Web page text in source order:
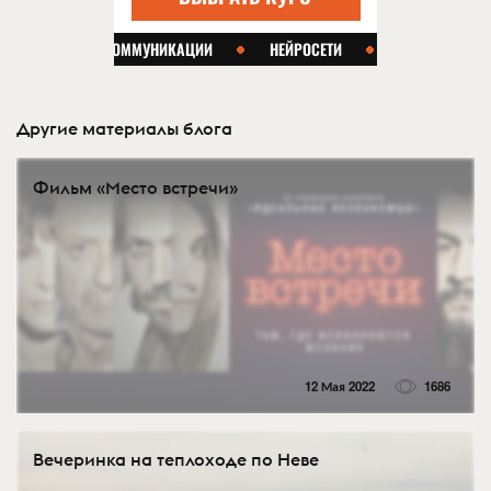
Другие материалы блога
Фильм «Место встречи»
12 Мая 2022 1686
Вечеринка на теплоходе по Неве